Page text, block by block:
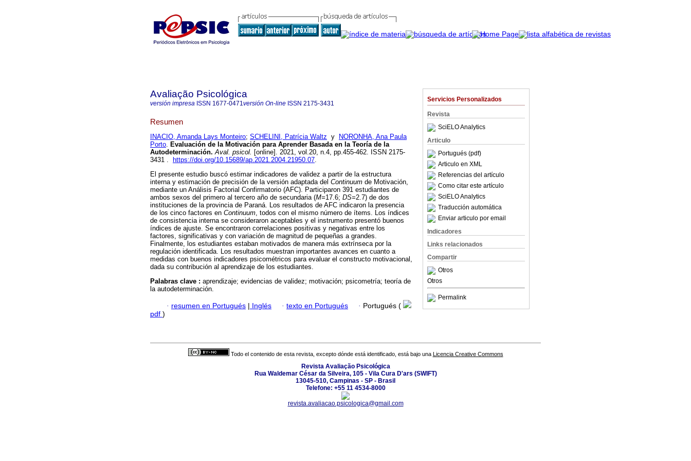
Servicios Personalizados
Revista
SciELO Analytics
Articulo
Portugués (pdf)
Articulo en XML
Referencias del artículo
Como citar este artículo
SciELO Analytics
Traducción automática
Enviar articulo por email
Indicadores
Links relacionados
Compartir
Otros
Otros
Permalink
Avaliação Psicológica
versión impresa ISSN 1677-0471versión On-line ISSN 2175-3431
Resumen
INACIO, Amanda Lays Monteiro; SCHELINI, Patrícia Waltz y
NORONHA, Ana Paula
Porto. Evaluación de la Motivación para Aprender Basada en la Teoría de la
Autodeterminación. Aval. psicol. [online]. 2021, vol.20, n.4, pp.455-462. ISSN 2175-
3431 .
https://doi.org/10.15689/ap.2021.2004.21950.07.
El presente estudio buscó estimar indicadores de validez a partir de la estructura
interna y estimación de precisión de la versión adaptada del Continuum de Motivación,
mediante un Análisis Factorial Confirmatorio (AFC). Participaron 391 estudiantes de
ambos sexos del primero al tercero año de secundaria (M=17.6; DS=2.7) de dos
instituciones de la provincia de Paraná. Los resultados de AFC indicaron la presencia
de los cinco factores en Continuum, todos con el mismo número de ítems. Los índices
de consistencia interna se consideraron aceptables y el instrumento presentó buenos
índices de ajuste. Se encontraron correlaciones positivas y negativas entre los
factores, significativas y con variación de magnitud de pequeñas a grandes.
Finalmente, los estudiantes estaban motivados de manera más extrínseca por la
regulación identificada. Los resultados muestran importantes avances en cuanto a
medidas con buenos indicadores psicométricos para evaluar el constructo motivacional,
dada su contribución al aprendizaje de los estudiantes.
Palabras clave : aprendizaje; evidencias de validez; motivación; psicometría; teoría de
la autodeterminación.
· resumen en Portugués | Inglés · texto en Portugués · Portugués (
pdf )
Todo el contenido de esta revista, excepto dónde está identificado, está bajo una Licencia Creative Commons
Revista Avaliação Psicológica
Rua Waldemar César da Silveira, 105 - Vila Cura D'ars (SWIFT)
13045-510, Campinas - SP - Brasil
Telefone: +55 11 4534-8000
revista.avaliacao.psicologica@gmail.com